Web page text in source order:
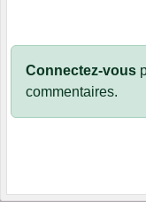
Connectez-vous
commentaires.